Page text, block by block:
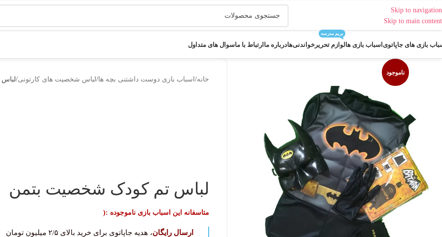
Skip to navigation
Skip to main content
بازی های جاپاتویاسباب بازی هالوازم تحریر
بریم مدرسه
خواندنی‌هادرباره ماارتباط با ماسوال های متداول
ناموجود
خانه اسباب بازی دوست داشتنی بچه ها لباس شخصیت های کارتونی
لباس تم کودک شخصیت بتمن
متاسفانه این اسباب بازی ناموجوده :(
ارسال رایگان، هدیه جاپاتوی برای خرید بالای ۲/۵ میلیون تومان